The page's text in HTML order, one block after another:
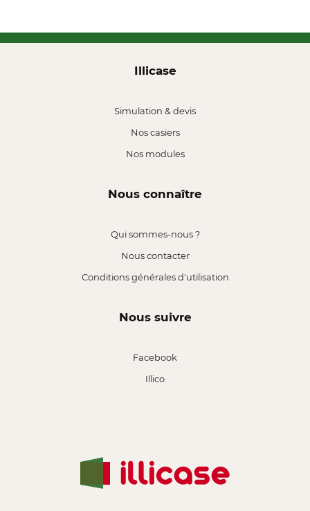
Illicase
Simulation & devis
Nos casiers
Nos modules
Nous connaître
Qui sommes-nous ?
Nous contacter
Conditions générales d'utilisation
Nous suivre
Facebook
Illico